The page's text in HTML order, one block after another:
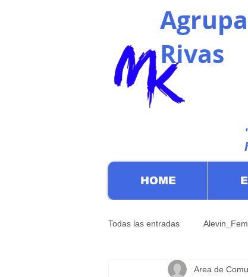
Rivas
HOME
Todas las entradas
Infantil_FemeninoArea de